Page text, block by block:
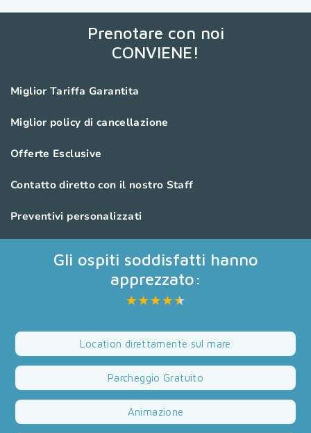
Prenotare con noi
CONVIENE!
Miglior Tariffa Garantita
Miglior policy di cancellazione
Offerte Esclusive
Contatto diretto con il nostro Staff
Preventivi personalizzati
Gli ospiti soddisfatti hanno
apprezzato:
Location direttamente sul mare
Parcheggio Gratuito
Animazione